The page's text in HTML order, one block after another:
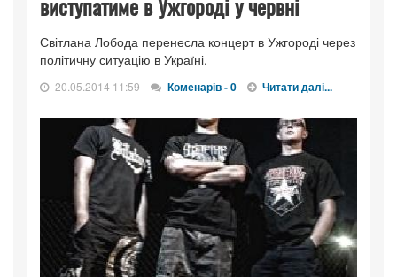
Світлана Лобода перенесла концерт в Ужгороді через
політичну ситуацію в Україні.
20.05.2014 11:59 Коменарів - 0 Читати далі...